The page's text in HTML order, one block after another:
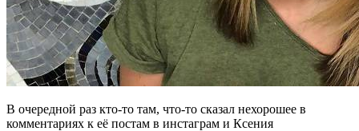
В очередной раз кто-то там, что-то сказал нехорошее в
комментариях к её постам в инстаграм и Ксения